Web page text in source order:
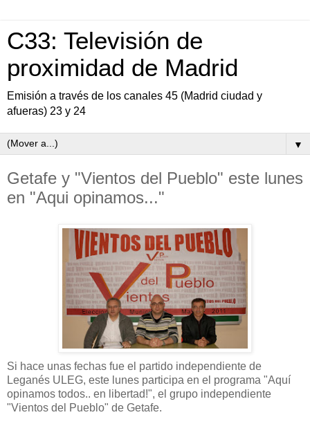
C33: Televisión de
proximidad de Madrid
Emisión a través de los canales 45 (Madrid ciudad y
afueras) 23 y 24
▼
Getafe y "Vientos del Pueblo" este lunes
en "Aqui opinamos..."
Si hace unas fechas fue el partido independiente de
Leganés ULEG, este lunes participa en el programa "Aquí
opinamos todos.. en libertad!", el grupo independiente
"Vientos del Pueblo" de Getafe.